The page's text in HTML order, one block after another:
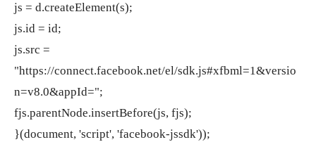
js = d.createElement(s);
js.id = id;
js.src =
"https://connect.facebook.net/el/sdk.js#xfbml=1&versio
n=v8.0&appId=";
fjs.parentNode.insertBefore(js, fjs);
}(document, 'script', 'facebook-jssdk'));